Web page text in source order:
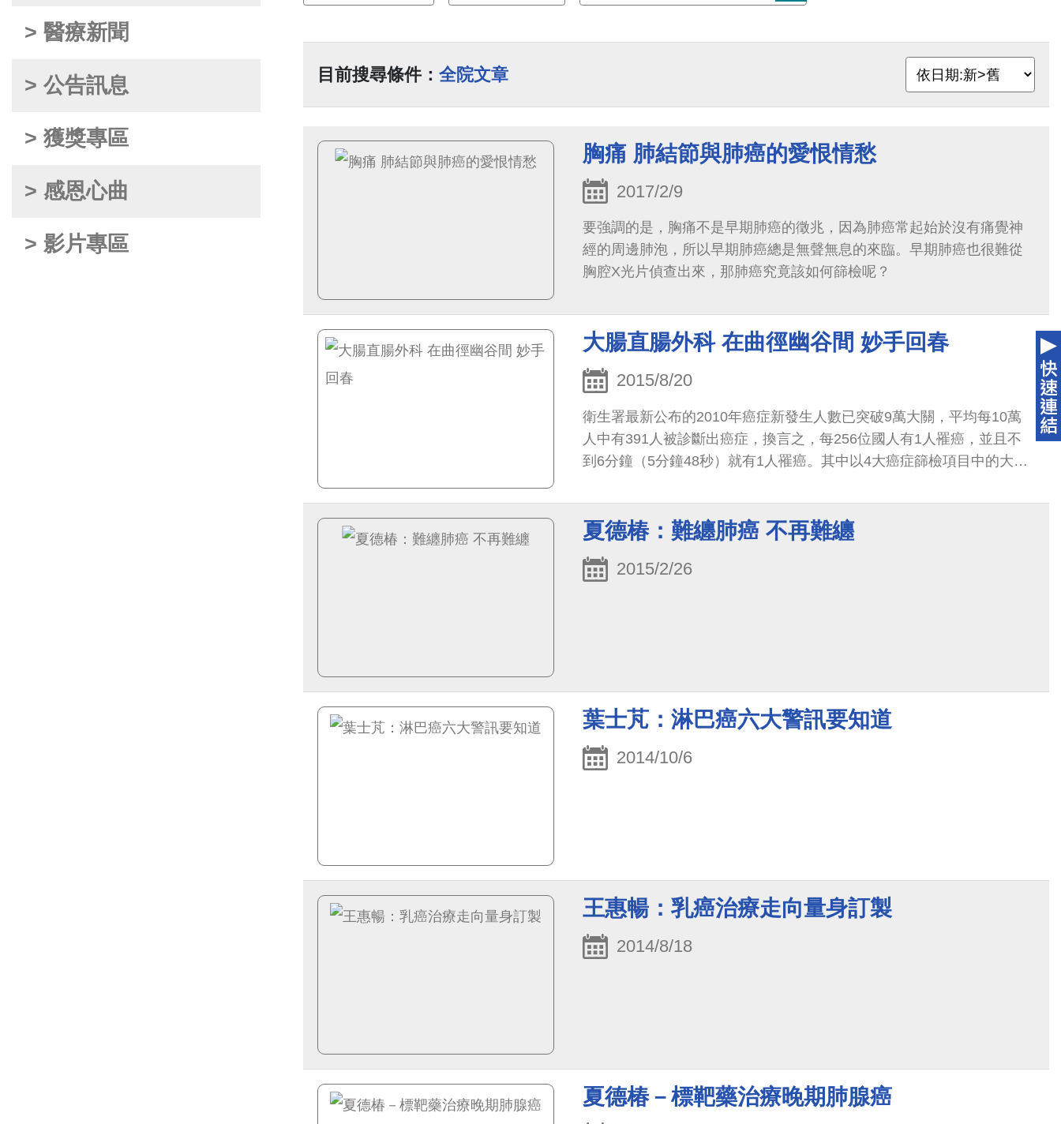
> 醫療新聞
> 公告訊息
> 獲獎專區
> 感恩心曲
> 影片專區
目前搜尋條件： 全院文章
胸痛 肺結節與肺癌的愛恨情愁
2017/2/9
要強調的是，胸痛不是早期肺癌的徵兆，因為肺癌常起始於沒有痛覺神
經的周邊肺泡，所以早期肺癌總是無聲無息的來臨。早期肺癌也很難從
胸腔X光片偵查出來，那肺癌究竟該如何篩檢呢？
大腸直腸外科 在曲徑幽谷間 妙手回春
2015/8/20
衛生署最新公布的2010年癌症新發生人數已突破9萬大關，平均每10萬
人中有391人被診斷出癌症，換言之，每256位國人有1人罹癌，並且不
到6分鐘（5分鐘48秒）就有1人罹癌。其中以4大癌症篩檢項目中的大腸
夏德椿：難纏肺癌 不再難纏
2015/2/26
葉士芃：淋巴癌六大警訊要知道
2014/10/6
王惠暢：乳癌治療走向量身訂製
2014/8/18
夏德椿－標靶藥治療晚期肺腺癌